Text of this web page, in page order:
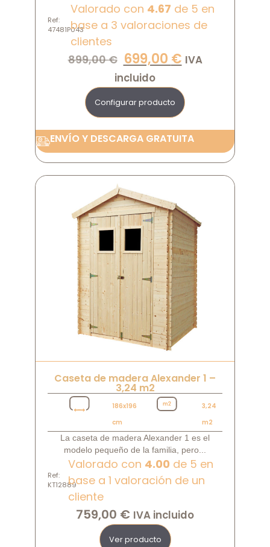
Ref:
47481P043
Valorado con 4.67 de 5 en
base a 3 valoraciones de
clientes
899,00€ 699,00 € IVA
incluido
Configurar producto
ENVÍO Y DESCARGA GRATUITA
Caseta de madera Alexander 1 –
3,24 m2
186x196
cm
3,24
m2
La caseta de madera Alexander 1 es el
modelo pequeño de la familia, pero...
Ref:
KT12889
Valorado con 4.00 de 5 en
base a 1 valoración de un
cliente
759,00 € IVA incluido
Ver producto